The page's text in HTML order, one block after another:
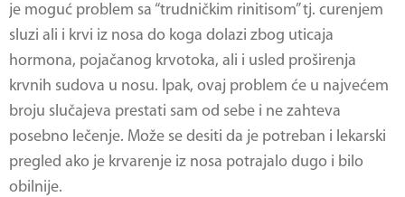
je moguć problem sa “trudničkim rinitisom” tj. curenjem
sluzi ali i krvi iz nosa do koga dolazi zbog uticaja
hormona, pojačanog krvotoka, ali i usled proširenja
krvnih sudova u nosu. Ipak, ovaj problem će u najvećem
broju slučajeva prestati sam od sebe i ne zahteva
posebno lečenje. Može se desiti da je potreban i lekarski
pregled ako je krvarenje iz nosa potrajalo dugo i bilo
obilnije.